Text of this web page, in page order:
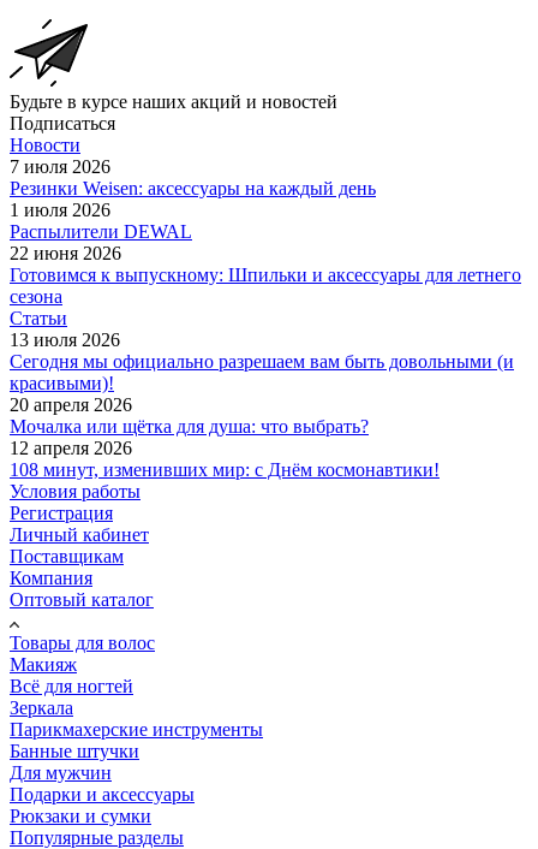
Будьте в курсе наших акций и новостей
Подписаться
Новости
7 июля 2026
Резинки Weisen: аксессуары на каждый день
1 июля 2026
Распылители DEWAL
22 июня 2026
Готовимся к выпускному: Шпильки и аксессуары для летнего
сезона
Статьи
13 июля 2026
Сегодня мы официально разрешаем вам быть довольными (и
красивыми)!
20 апреля 2026
Мочалка или щётка для душа: что выбрать?
12 апреля 2026
108 минут, изменивших мир: с Днём космонавтики!
Условия работы
Регистрация
Личный кабинет
Поставщикам
Компания
Оптовый каталог
Товары для волос
Макияж
Всё для ногтей
Зеркала
Парикмахерские инструменты
Банные штучки
Для мужчин
Подарки и аксессуары
Рюкзаки и сумки
Популярные разделы